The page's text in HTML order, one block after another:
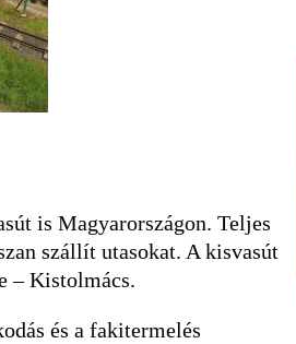
is Magyarországon. Teljes
szállít utasokat. A kisvasút
– Kistolmács.
és a fakitermelés